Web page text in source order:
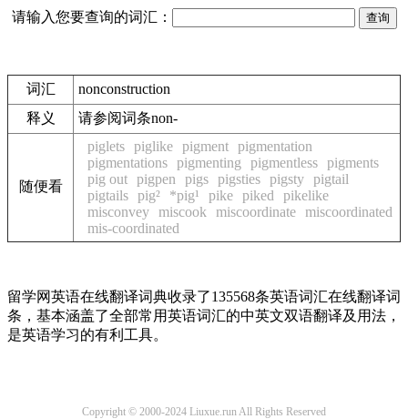
请输入您要查询的词汇：
词汇
nonconstruction
释义
请参阅词条non-
随便看
piglets piglike pigment pigmentation
pigmentations pigmenting pigmentless pigments
pig out pigpen pigs pigsties pigsty pigtail
pigtails pig² *pig¹ pike piked
pikelike
misconvey miscook miscoordinate miscoordinated
mis-coordinated
留学网英语在线翻译词典收录了135568条英语词汇在线翻译词
条，基本涵盖了全部常用英语词汇的中英文双语翻译及用法，
是英语学习的有利工具。
Copyright © 2000-2024 Liuxue.run All Rights Reserved